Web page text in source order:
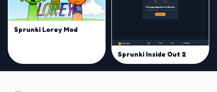
Sprunki Lorey Mod
Sprunki Inside Out 2